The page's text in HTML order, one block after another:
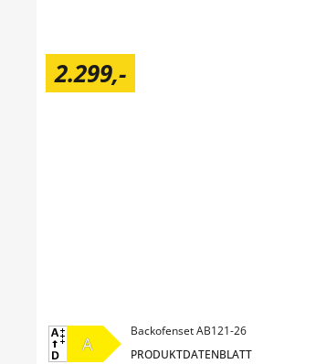
2.299,-
A
Backofenset AB121-26
PRODUKTDATENBLATT